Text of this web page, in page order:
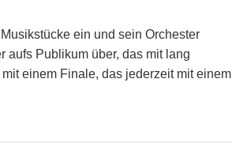
ein und sein Orchester
aufs Publikum über, das mit lang
einem Finale, das jederzeit mit einem